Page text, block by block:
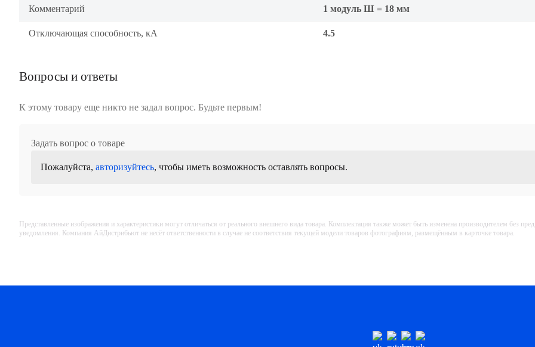
Комментарий 1 модуль Ш = 18 мм
Отключающая способность, кА 4.5
Вопросы и ответы
К этому товару еще никто не задал вопрос. Будьте первым!
Задать вопрос о товаре
Пожалуйста, авторизуйтесь, чтобы иметь возможность оставлять вопросы.
Представленные изображения и характеристики могут отличаться от реального внешнего вида товара. Комплектация также может быть изменена производителем без
уведомления. Компания АйДистрибьют не несёт ответственности в случае не соответствия текущей модели товаров фотографиям, размещённым в карточке товара.